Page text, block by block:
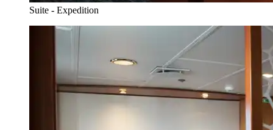
Suite - Expedition